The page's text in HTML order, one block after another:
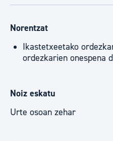
Norentzat
Ikastetxeetako
ordezkarien onespena
Noiz eskatu
Urte osoan zehar